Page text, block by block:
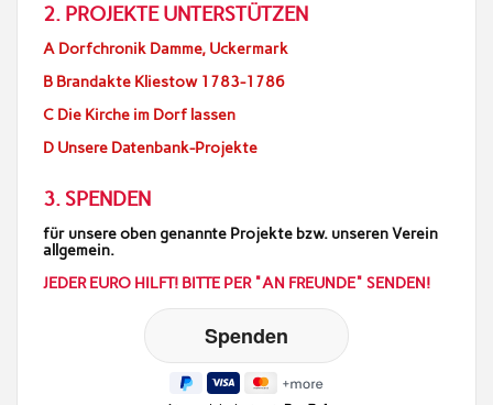
2. PROJEKTE UNTERSTÜTZEN
A Dorfchronik Damme, Uckermark
B Brandakte Kliestow 1783-1786
C Die Kirche im Dorf lassen
D Unsere Datenbank-Projekte
3. SPENDEN
für unsere oben genannte Projekte bzw. unseren Verein
allgemein.
JEDER EURO HILFT! BITTE PER "AN FREUNDE" SENDEN!